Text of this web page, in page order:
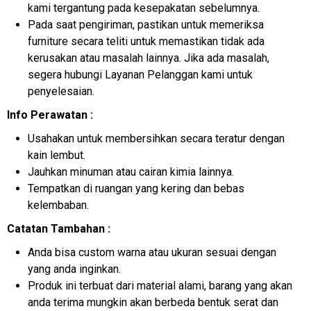
kami tergantung pada kesepakatan sebelumnya.
Pada saat pengiriman, pastikan untuk memeriksa
furniture secara teliti untuk memastikan tidak ada
kerusakan atau masalah lainnya. Jika ada masalah,
segera hubungi Layanan Pelanggan kami untuk
penyelesaian.
Info Perawatan :
Usahakan untuk membersihkan secara teratur dengan
kain lembut.
Jauhkan minuman atau cairan kimia lainnya.
Tempatkan di ruangan yang kering dan bebas
kelembaban.
Catatan Tambahan :
Anda bisa custom warna atau ukuran sesuai dengan
yang anda inginkan.
Produk ini terbuat dari material alami, barang yang akan
anda terima mungkin akan berbeda bentuk serat dan